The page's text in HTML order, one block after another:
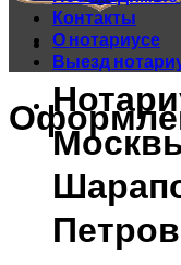
Контакты
О нотариусе
Выезд